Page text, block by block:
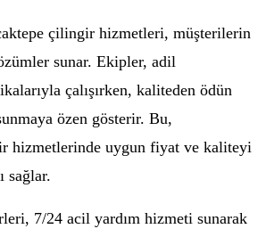
çilingir hizmetleri, müşterilerin
sunar. Ekipler, adil
çalışırken, kaliteden ödün
özen gösterir. Bu,
hizmetlerinde uygun fiyat ve kaliteyi
sağlar.
7/24 acil yardım hizmeti sunarak